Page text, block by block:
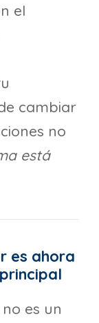
el
cambiar
no
está
es ahora
es un